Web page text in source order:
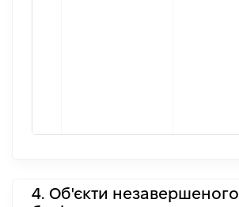
4. Об'єкти незавершеного